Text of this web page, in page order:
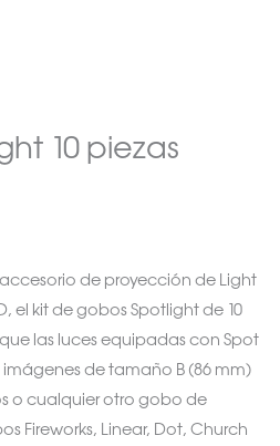
10 piezas
de proyección de Light
el kit de gobos Spotlight de 10
las luces equipadas con Spot
de tamaño B (86 mm)
o cualquier otro gobo de
Fireworks, Linear, Dot, Church